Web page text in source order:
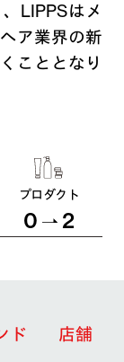
LIPPSはメ
ア業界の新
こととなり
プロダクト
0 2
ド 店舗